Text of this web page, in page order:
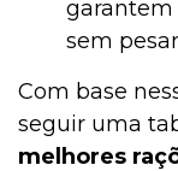
sem
Com base
seguir uma
melhores